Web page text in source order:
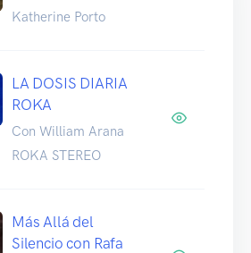
Katherine Porto
LA DOSIS DIARIA
ROKA
Con William Arana
ROKA STEREO
Más Allá del
Silencio con Rafa